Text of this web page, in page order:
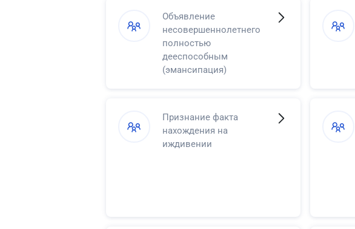
Объявление
несовершеннолетнего
полностью
дееспособным
(эмансипация)
Признание факта
нахождения на
иждивении